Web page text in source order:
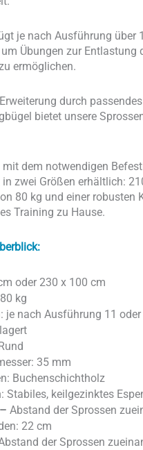
je nach Ausführung über
Übungen zur Entlastung
ermöglichen.
durch
bietet unsere
dem notwendigen
zwei Größen erhältlich:
80 kg und einer robusten
Training zu Hause.
oder 230 x 100 cm
kg
je nach Ausführung 11
35 mm
Buchenschichtholz
Stabiles, keilgezinktes
Abstand der Sprossen
22 cm
der Sprossen